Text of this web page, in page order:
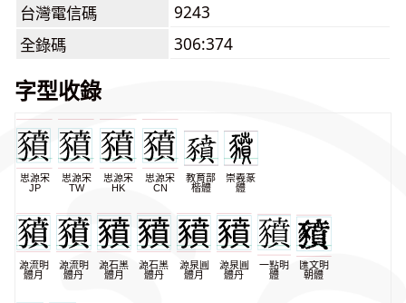
台灣電信碼
9243
全錄碼
306:374
字型收錄
思源宋
JP
思源宋
TW
思源宋
HK
思源宋
CN
教育部
楷體
崇羲篆
體
源流明
體月
源流明
體丹
源石黑
體月
源石黑
體丹
源泉圓
體月
源泉圓
體丹
一點明
體
匯文明
朝體